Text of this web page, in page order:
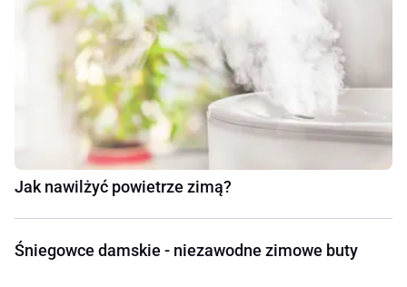
Jak nawilżyć powietrze zimą?
Śniegowce damskie - niezawodne zimowe buty